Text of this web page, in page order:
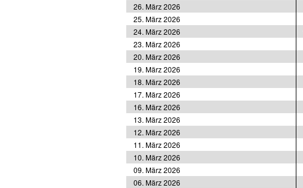
26. März 2026
25. März 2026
24. März 2026
23. März 2026
20. März 2026
19. März 2026
18. März 2026
17. März 2026
16. März 2026
13. März 2026
12. März 2026
11. März 2026
10. März 2026
09. März 2026
06. März 2026